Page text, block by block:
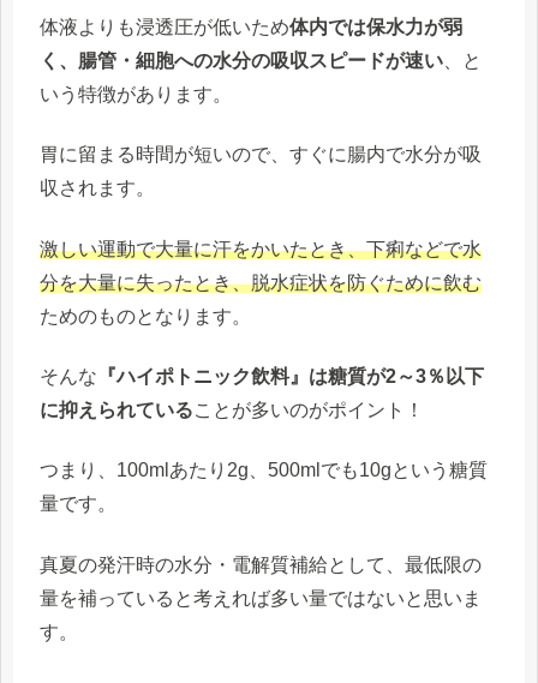
体液よりも浸透圧が低いため体内では保水力が弱
く、腸管・細胞への水分の吸収スピードが速い 、と
いう特徴があります。
胃に留まる時間が短いので、すぐに腸内で水分が吸
収されます。
激しい運動で大量に汗をかいたとき、下痢などで水
分を大量に失ったとき、脱水症状を防ぐために飲む
ためのものとなります。
そんな 『ハイポトニック飲料』は糖質が2～3％以下
に抑えられていることが多いのがポイント！
つまり、100mlあたり2g、500mlでも10gという糖質
量です。
真夏の発汗時の水分・電解質補給として、最低限の
量を補っていると考えれば多い量ではないと思いま
す。